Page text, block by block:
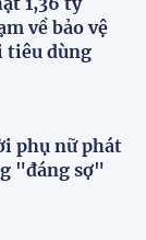
về bảo vệ
tiêu dùng
phụ nữ phát
"đáng sợ"